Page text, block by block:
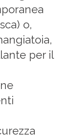
o,
per il